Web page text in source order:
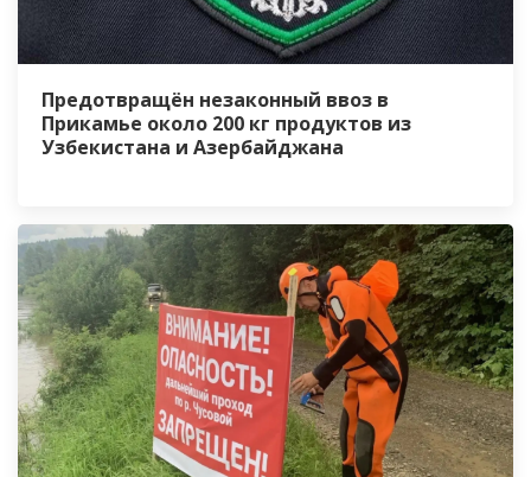
Предотвращён незаконный ввоз в
Прикамье около 200 кг продуктов из
Узбекистана и Азербайджана